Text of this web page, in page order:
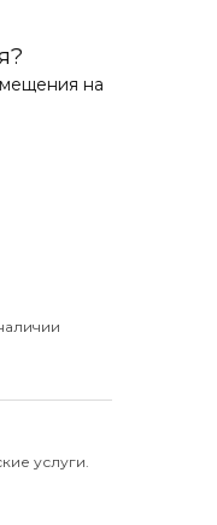
на
услуги.